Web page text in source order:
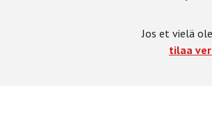
Jos et vielä
tilaa